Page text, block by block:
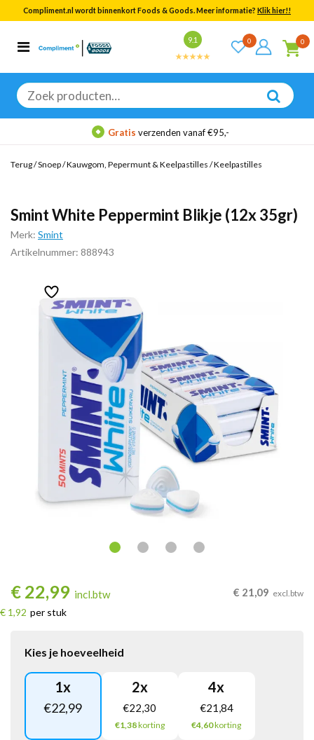
Compliment.nl wordt binnenkort Foods & Goods. Meer informatie? Klik hier!!
9.1 0 0
Zoeken
naar:
Categorieën
Bekijk alle resultaten
Gratis verzenden vanaf €95,-
Terug/Snoep/Kauwgom, Pepermunt & Keelpastilles /Keelpastilles
Smint White Peppermint Blikje (12x 35gr)
Merk: Smint
Artikelnummer: 888943
€ 22,99 incl.btw
€ 1,92 per stuk
€ 21,09 excl.btw
Kies je hoeveelheid
1x
€22,99
2x
€22,30
€1,38korting
4x
€21,84
€4,60korting